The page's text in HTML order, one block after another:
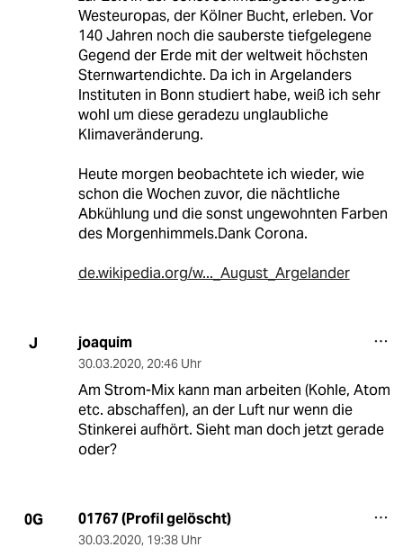
Westeuropas, der Kölner Bucht, erleben. Vor
140 Jahren noch die sauberste tiefgelegene
Gegend der Erde mit der weltweit höchsten
Sternwartendichte. Da ich in Argelanders
Instituten in Bonn studiert habe, weiß ich sehr
wohl um diese geradezu unglaubliche
Klimaveränderung.
Heute morgen beobachtete ich wieder, wie
schon die Wochen zuvor, die nächtliche
Abkühlung und die sonst ungewohnten Farben
des Morgenhimmels.Dank Corona.
de.wikipedia.org/w..._August_Argelander
J joaquim
30.03.2020, 20:46 Uhr
Am Strom-Mix kann man arbeiten (Kohle, Atom
etc. abschaffen), an der Luft nur wenn die
Stinkerei aufhört. Sieht man doch jetzt gerade
oder?
0G 01767 (Profil gelöscht)
30.03.2020, 19:38 Uhr